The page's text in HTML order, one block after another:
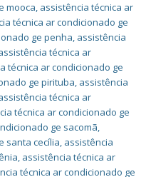
mooca, assistência técnica ar
técnica ar condicionado ge
ge penha, assistência
técnica ar
técnica ar condicionado ge
ge pirituba, assistência
técnica ar
técnica ar condicionado ge
ge sacomã,
santa cecília, assistência
, assistência técnica ar
técnica ar condicionado ge